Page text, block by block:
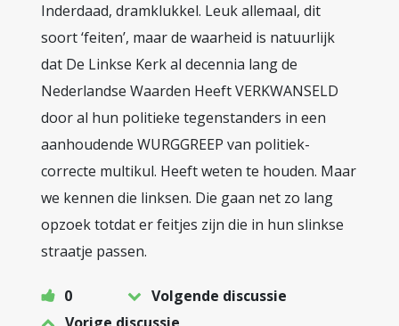
Inderdaad, dramklukkel. Leuk allemaal, dit
soort ‘feiten’, maar de waarheid is natuurlijk
dat De Linkse Kerk al decennia lang de
Nederlandse Waarden Heeft VERKWANSELD
door al hun politieke tegenstanders in een
aanhoudende WURGGREEP van politiek-
correcte multikul. Heeft weten te houden. Maar
we kennen die linksen. Die gaan net zo lang
opzoek totdat er feitjes zijn die in hun slinkse
straatje passen.
0
Volgende discussie